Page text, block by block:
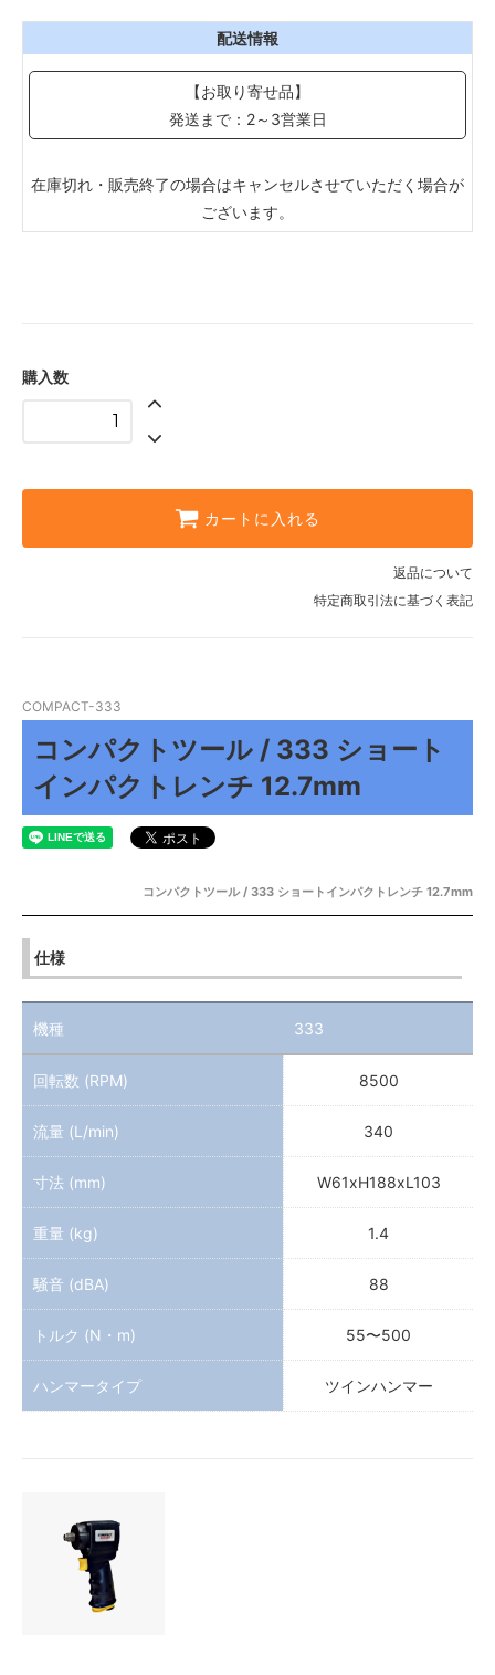
配送情報
【お取り寄せ品】
発送まで：2～3営業日
在庫切れ・販売終了の場合はキャンセルさせていただく場合が
ございます。
購入数
カートに入れる
返品について
特定商取引法に基づく表記
COMPACT-333
コンパクトツール / 333 ショート
インパクトレンチ 12.7mm
コンパクトツール / 333 ショートインパクトレンチ 12.7mm
仕様
機種 333
回転数 (RPM) 8500
流量 (L/min) 340
寸法 (mm) W61xH188xL103
重量 (kg) 1.4
騒音 (dBA) 88
トルク (N・m) 55〜500
ハンマータイプ ツインハンマー